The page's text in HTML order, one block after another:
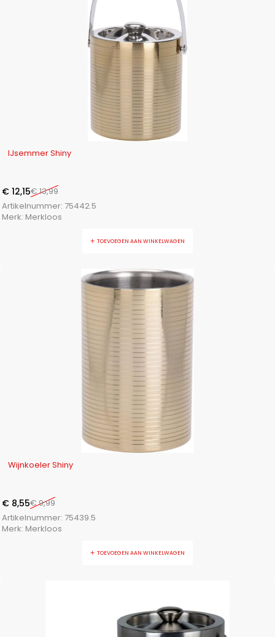
IJsemmer Shiny
€13,99
€ 12,15
Artikelnummer: 75442.5
Merk: Merkloos
TOEVOEGEN AAN WINKELWAGEN
Wijnkoeler Shiny
€9,99
€ 8,55
Artikelnummer: 75439.5
Merk: Merkloos
TOEVOEGEN AAN WINKELWAGEN